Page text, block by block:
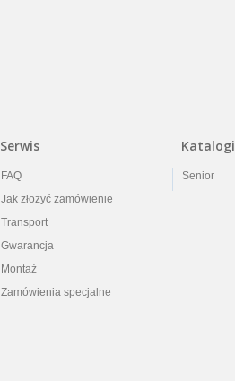
Serwis
FAQ
Jak złożyć zamówienie
Transport
Gwarancja
Montaż
Zamówienia specjalne
Katalogi
Senior